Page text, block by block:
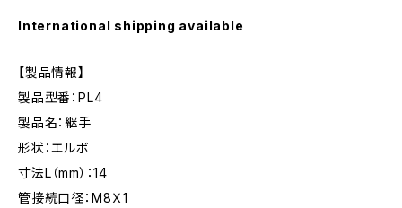
International shipping available
【製品情報】
製品型番：PL4
製品名：継手
形状：エルボ
寸法L（mm）：14
管接続口径：M8Ｘ1